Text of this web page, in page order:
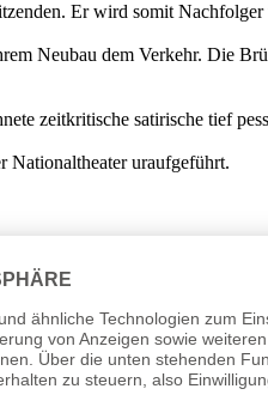
Er wird somit
Neubau dem Verkehr. Die
zeitkritische satirische tief
Nationaltheater uraufgeführt.
des Rates der Liga der
zur arabischen Liga
Partei zurück und
und den